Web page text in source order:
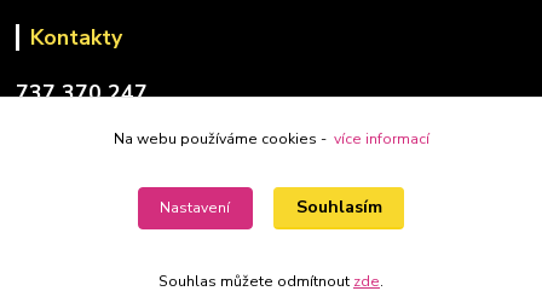
Kontakty
737 370 247
Na webu používáme cookies - více informací
Nastavení Souhlasím
Souhlas můžete odmítnout zde.